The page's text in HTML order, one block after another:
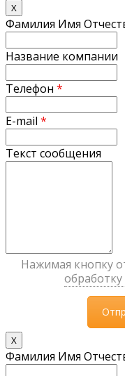
X
Фамилия Имя
Название компании
Телефон *
E-mail *
Текст сообщения
Нажимая кнопку
X
Фамилия Имя